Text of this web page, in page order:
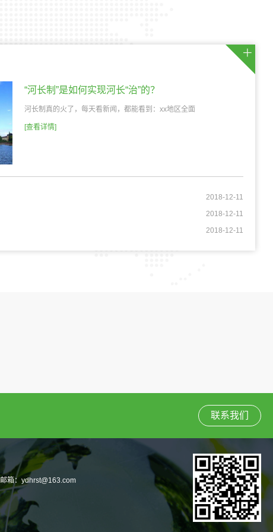
“河长制”是如何实现河长“治”的？
河长制真的火了，每天看新闻，都能看到：xx地区全面
[查看详情]
2018-12-11
2018-12-11
2018-12-11
联系我们
邮箱：ydhrst@163.com